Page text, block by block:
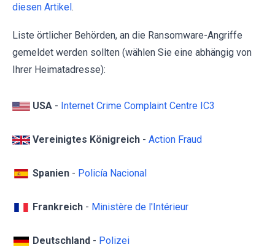
diesen Artikel.
Liste örtlicher Behörden, an die Ransomware-Angriffe
gemeldet werden sollten (wählen Sie eine abhängig von
Ihrer Heimatadresse):
USA - Internet Crime Complaint Centre IC3
Vereinigtes Königreich - Action Fraud
Spanien - Policía Nacional
Frankreich - Ministère de l'Intérieur
Deutschland - Polizei